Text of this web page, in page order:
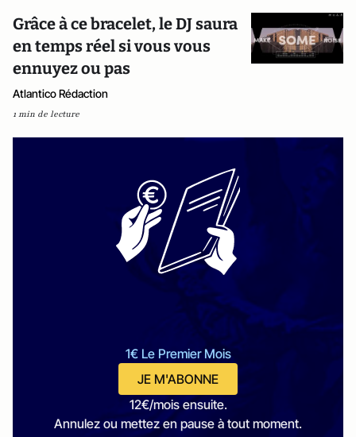
Grâce à ce bracelet, le DJ saura
en temps réel si vous vous
ennuyez ou pas
Atlantico Rédaction
1 min de lecture
1€ Le Premier Mois
JE M'ABONNE
12€/mois ensuite.
Annulez ou mettez en pause à tout moment.